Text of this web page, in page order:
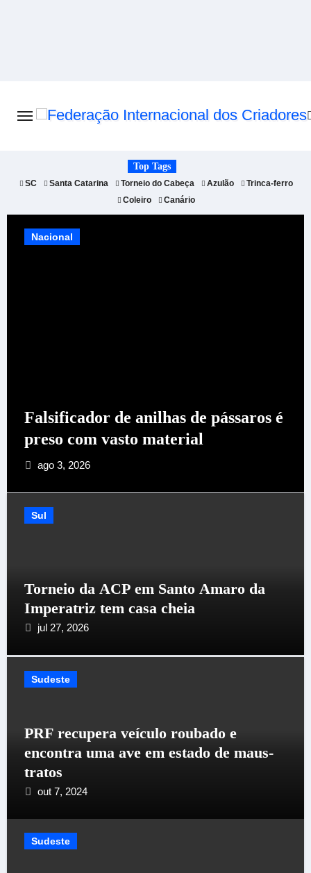
Top Tags
SC Santa Catarina Torneio do Cabeça Azulão
Trinca-ferro
Coleiro
Canário
de anilhas de pássaros é
com vasto material
3, 2026
Sul
Torneio da ACP em Santo Amaro da
Imperatriz tem casa cheia
jul 27, 2026
Sudeste
PRF recupera veículo roubado e
encontra uma ave em estado de maus-
tratos
out 7, 2024
Sudeste